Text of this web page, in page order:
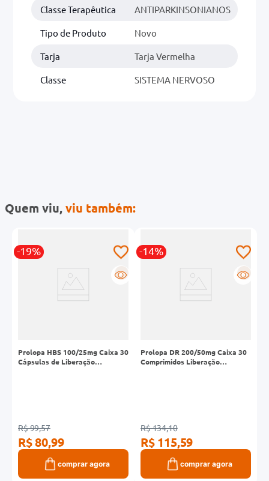
Classe Terapêutica ANTIPARKINSONIANOS
Tipo de Produto Novo
Tarja Tarja Vermelha
Classe SISTEMA NERVOSO
Quem viu,viu também:
-19%
R
Prolopa HBS 100/25mg Caixa 30
Cápsulas de Liberação
R$ 99,57
R$ 80,99
comprar agora
-14%
R
Prolopa DR 200/50mg Caixa 30
Comprimidos Liberação
R$ 134,10
R$ 115,59
comprar agora